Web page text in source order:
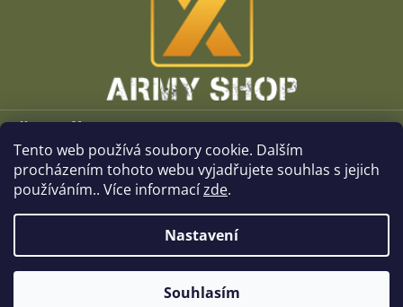
Tento web používá soubory cookie. Dalším
procházením tohoto webu vyjadřujete souhlas s jejich
používáním.. Více informacízde.
Nastavení
Souhlasím
c
í
p
k
v
ý
p
i
s
u
Vše o nákupu
O společnosti
Kamenné prodejny
Kontakt
x-ArmyShop.cz. Všechna práva vyhrazena.